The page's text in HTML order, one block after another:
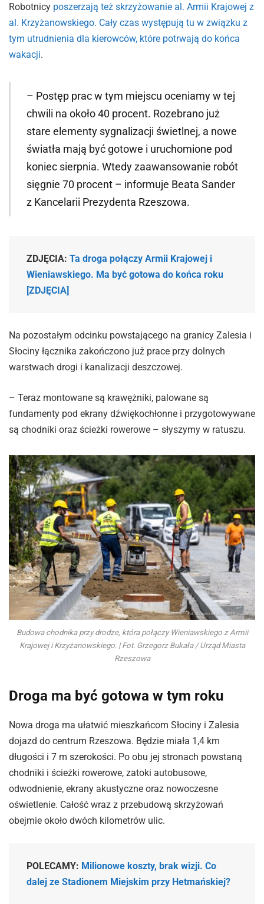
Robotnicy poszerzają też skrzyżowanie al. Armii Krajowej z
al. Krzyżanowskiego. Cały czas występują tu w związku z
tym utrudnienia dla kierowców, które potrwają do końca
wakacji.
– Postęp prac w tym miejscu oceniamy w tej
chwili na około 40 procent. Rozebrano już
stare elementy sygnalizacji świetlnej, a nowe
światła mają być gotowe i uruchomione pod
koniec sierpnia. Wtedy zaawansowanie robót
sięgnie 70 procent – informuje Beata Sander
z Kancelarii Prezydenta Rzeszowa.
ZDJĘCIA: Ta droga połączy Armii Krajowej i
Wieniawskiego. Ma być gotowa do końca roku
[ZDJĘCIA]
Na pozostałym odcinku powstającego na granicy Zalesia i
Słociny łącznika zakończono już prace przy dolnych
warstwach drogi i kanalizacji deszczowej.
– Teraz montowane są krawężniki, palowane są
fundamenty pod ekrany dźwiękochłonne i przygotowywane
są chodniki oraz ścieżki rowerowe – słyszymy w ratuszu.
Budowa chodnika przy drodze, która połączy Wieniawskiego z Armii
Krajowej i Krzyżanowskiego. | Fot. Grzegorz Bukała / Urząd Miasta
Rzeszowa
Droga ma być gotowa w tym roku
Nowa droga ma ułatwić mieszkańcom Słociny i Zalesia
dojazd do centrum Rzeszowa. Będzie miała 1,4 km
długości i 7 m szerokości. Po obu jej stronach powstaną
chodniki i ścieżki rowerowe, zatoki autobusowe,
odwodnienie, ekrany akustyczne oraz nowoczesne
oświetlenie. Całość wraz z przebudową skrzyżowań
obejmie około dwóch kilometrów ulic.
POLECAMY: Milionowe koszty, brak wizji. Co
dalej ze Stadionem Miejskim przy Hetmańskiej?